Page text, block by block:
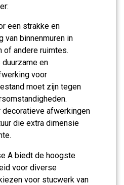
een strakke en
van binnenmuren in
of andere ruimtes.
duurzame en
voor
moet zijn tegen
decoratieve afwerkingen
die extra dimensie
A biedt de hoogste
voor diverse
voor stucwerk van